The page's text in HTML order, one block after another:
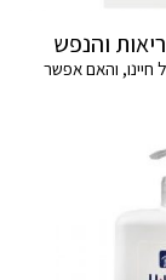
והנפש
חיינו, והאם אפשר